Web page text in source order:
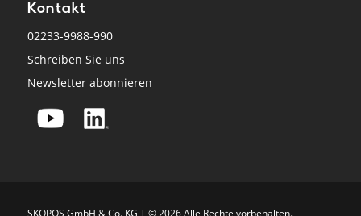
Kontakt
02233-9988-990
Schreiben Sie uns
Newsletter abonnieren